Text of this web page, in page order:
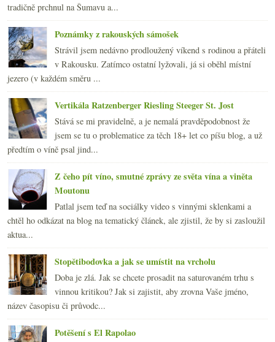
tradičně prchnul na Šumavu a...
Poznámky z rakouských sámošek
Strávil jsem nedávno prodloužený víkend s rodinou a přáteli
v Rakousku. Zatímco ostatní lyžovali, já si oběhl místní
jezero (v každém směru ...
Vertikála Ratzenberger Riesling Steeger St. Jost
Stává se mi pravidelně, a je nemalá pravděpodobnost že
jsem se tu o problematice za těch 18+ let co píšu blog, a už
předtím o víně psal jind...
Z čeho pít víno, smutné zprávy ze světa vína a viněta
Moutonu
Patlal jsem teď na sociálky video s vinnými sklenkami a
chtěl ho odkázat na blog na tematický článek, ale zjistil, že by si zasloužil
aktua...
Stopětibodovka a jak se umístit na vrcholu
Doba je zlá. Jak se chcete prosadit na saturovaném trhu s
vinnou kritikou? Jak si zajistit, aby zrovna Vaše jméno,
název časopisu či průvodc...
Potěšení s El Rapolao